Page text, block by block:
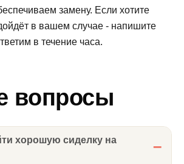
замену. Если хотите
в вашем случае - напишите
в течение часа.
вопросы
хорошую сиделку на